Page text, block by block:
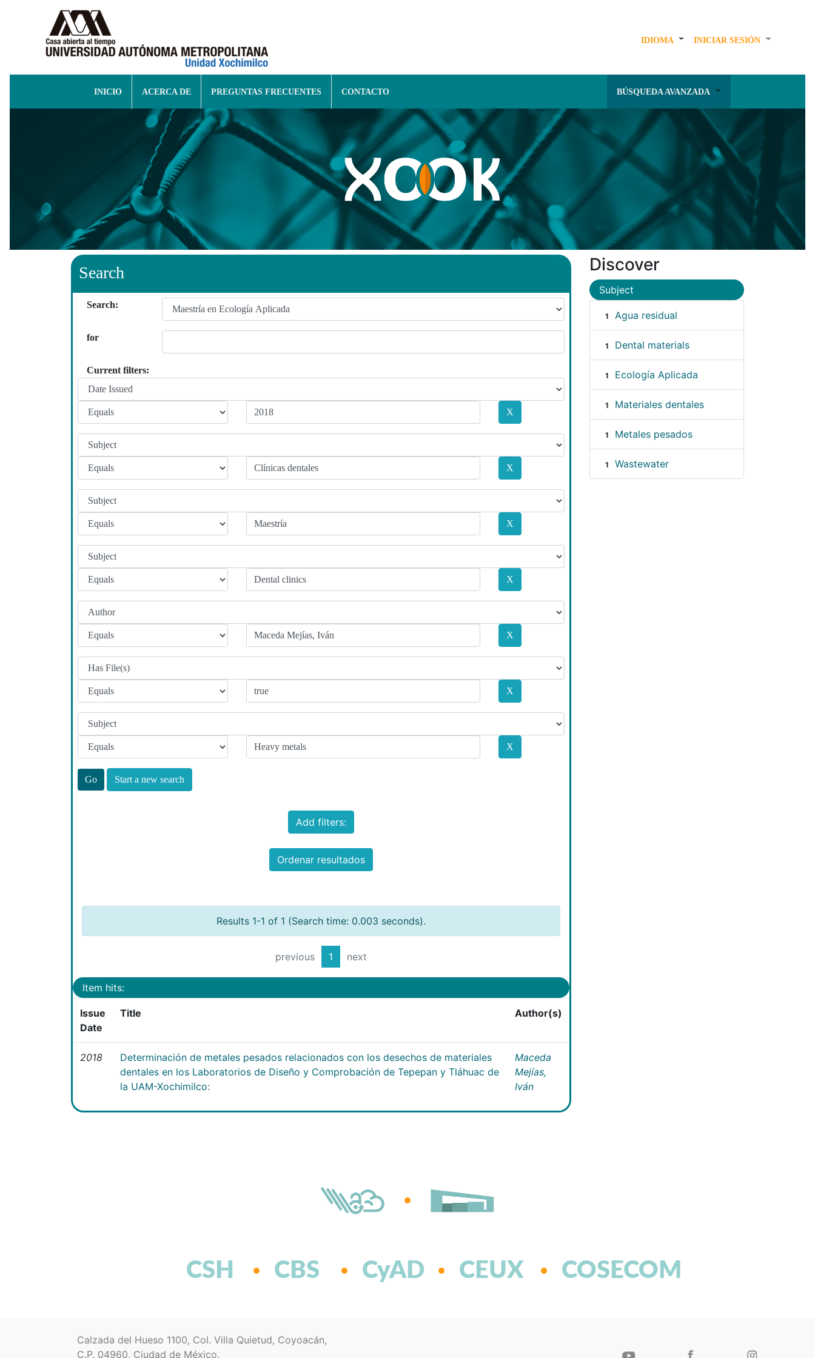
IDIOMA INICIAR SESIÓN
INICIO ACERCA DE PREGUNTAS FRECUENTES CONTACTO BÚSQUEDA AVANZADA
Search
Search:
for
Current filters:
Start a new search
Add filters:
Ordenar resultados
Results 1-1 of 1 (Search time: 0.003 seconds).
previous 1 next
Item hits:
Issue
Date
Title Author(s)
2018
Determinación de metales pesados relacionados con los desechos de materiales
dentales en los Laboratorios de Diseño y Comprobación de Tepepan y Tláhuac de
la UAM-Xochimilco:
Maceda
Mejías,
Iván
Discover
Subject
1 Agua residual
1 Dental materials
1 Ecología Aplicada
1 Materiales dentales
1 Metales pesados
1 Wastewater
CSH CBS CyAD CEUX COSECOM
Calzada del Hueso 1100, Col. Villa Quietud, Coyoacán,
C.P. 04960, Ciudad de México.